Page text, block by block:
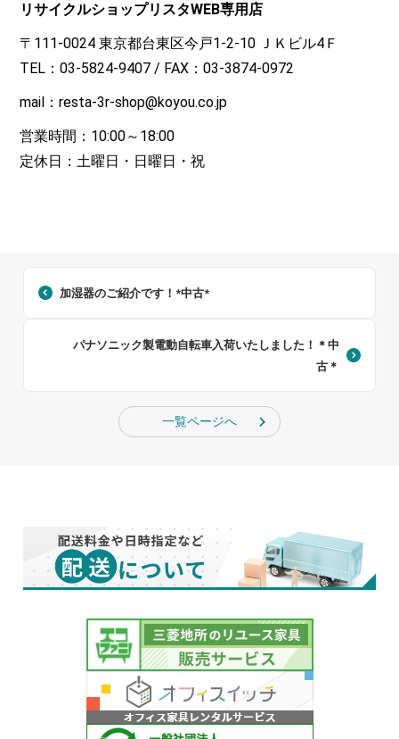
リサイクルショップリスタWEB専用店
〒111-0024 東京都台東区今戸1-2-10 ＪＫビル4Ｆ
TEL：03-5824-9407 / FAX：03-3874-0972
mail：resta-3r-shop@koyou.co.jp
営業時間：10:00～18:00
定休日：土曜日・日曜日・祝
加湿器のご紹介です！*中古*
パナソニック製電動自転車入荷いたしました！＊中
古＊
一覧ページへ